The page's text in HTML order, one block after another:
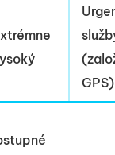
GPS)